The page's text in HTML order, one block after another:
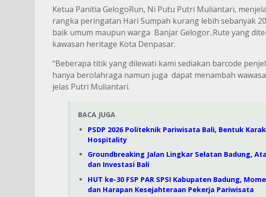
Ketua Panitia GelogoRun, Ni Putu Putri Muliantari,
rangka peringatan Hari Sumpah kurang lebih sebanyak
baik umum maupun warga Banjar Gelogor..Rute yang
kawasan heritage Kota Denpasar.
“Beberapa titik yang dilewati kami sediakan barcode
hanya berolahraga namun juga dapat menambah
jelas Putri Muliantari.
BACA JUGA
PSDP 2026 Politeknik Pariwisata Bali, Bentuk
Hospitality
Groundbreaking Jalan Lingkar Selatan Badung,
dan Investasi Bali
HUT ke-30 FSP PAR SPSI Kabupaten Badung,
dan Harapan Kesejahteraan Pekerja Pariwisata